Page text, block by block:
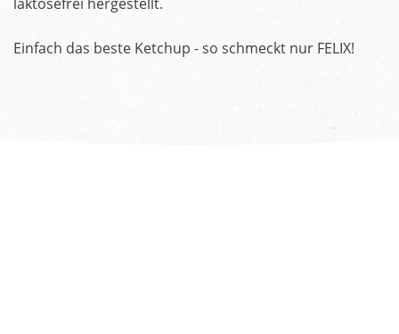
Einfach das beste Ketchup - so schmeckt nur FELIX!